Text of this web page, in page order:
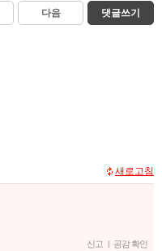
다음 댓글쓰기
새로고침
신고 | 공감 확인